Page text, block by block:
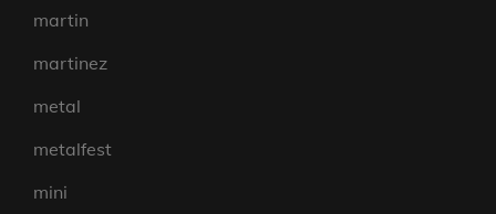
martin
martinez
metal
metalfest
mini